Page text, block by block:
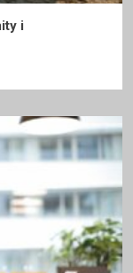
i